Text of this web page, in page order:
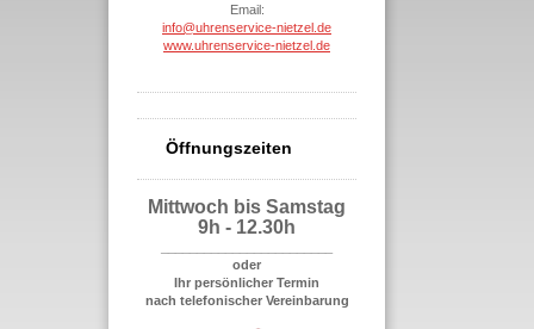
Email:
info@uhrenservice-nietzel.de
www.uhrenservice-nietzel.de
Öffnungszeiten
Mittwoch bis Samstag
9h - 12.30h
oder
Ihr persönlicher Termin
nach telefonischer Vereinbarung